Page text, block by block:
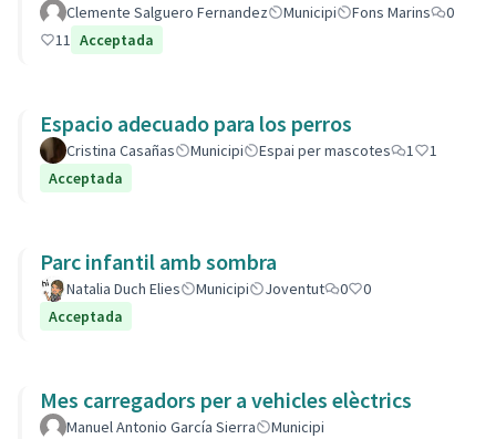
Clemente Salguero Fernandez Municipi Fons Marins
0
11 Acceptada
Espacio adecuado para los perros
Cristina Casañas Municipi Espai per mascotes 1
1
Acceptada
Parc infantil amb sombra
Natalia Duch Elies Municipi Joventut 0
0
Acceptada
Mes carregadors per a vehicles elèctrics
Manuel Antonio García Sierra
Municipi